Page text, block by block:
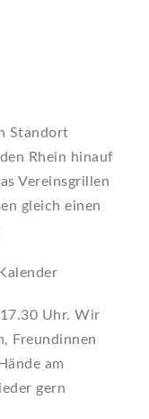
Standort
Rhein hinauf
Vereinsgrillen
gleich einen
Uhr. Wir
Freundinnen
am
gern